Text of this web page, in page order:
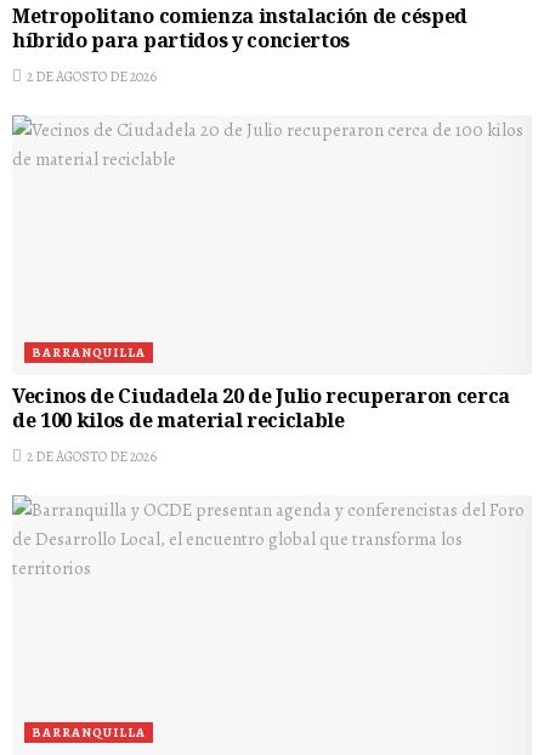
Metropolitano comienza instalación de césped
híbrido para partidos y conciertos
2 DE AGOSTO DE 2026
BARRANQUILLA
Vecinos de Ciudadela 20 de Julio recuperaron cerca
de 100 kilos de material reciclable
2 DE AGOSTO DE 2026
BARRANQUILLA